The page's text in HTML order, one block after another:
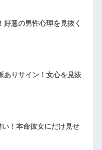
好意の男性心理を見抜く
ありサイン！女心を見抜
！本命彼女にだけ見せ